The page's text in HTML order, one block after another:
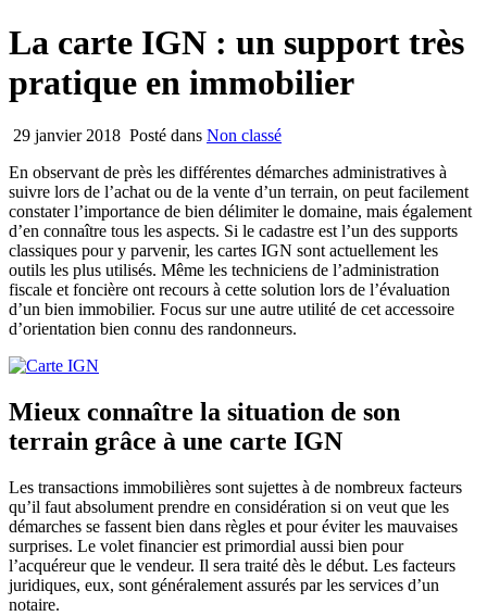
La carte IGN : un support très
pratique en immobilier
29 janvier 2018 Posté dans Non classé
En observant de près les différentes démarches administratives à
suivre lors de l’achat ou de la vente d’un terrain, on peut facilement
constater l’importance de bien délimiter le domaine, mais également
d’en connaître tous les aspects. Si le cadastre est l’un des supports
classiques pour y parvenir, les cartes IGN sont actuellement les
outils les plus utilisés. Même les techniciens de l’administration
fiscale et foncière ont recours à cette solution lors de l’évaluation
d’un bien immobilier. Focus sur une autre utilité de cet accessoire
d’orientation bien connu des randonneurs.
Mieux connaître la situation de son
terrain grâce à une carte IGN
Les transactions immobilières sont sujettes à de nombreux facteurs
qu’il faut absolument prendre en considération si on veut que les
démarches se fassent bien dans règles et pour éviter les mauvaises
surprises. Le volet financier est primordial aussi bien pour
l’acquéreur que le vendeur. Il sera traité dès le début. Les facteurs
juridiques, eux, sont généralement assurés par les services d’un
notaire.